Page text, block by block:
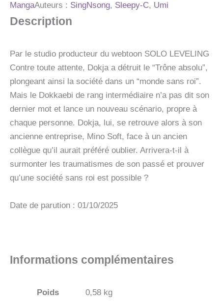
MangaAuteurs : SingNsong, Sleepy-C, Umi
Description
Par le studio producteur du webtoon SOLO LEVELING
Contre toute attente, Dokja a détruit le “Trône absolu”,
plongeant ainsi la société dans un “monde sans roi”.
Mais le Dokkaebi de rang intermédiaire n’a pas dit son
dernier mot et lance un nouveau scénario, propre à
chaque personne. Dokja, lui, se retrouve alors à son
ancienne entreprise, Mino Soft, face à un ancien
collègue qu’il aurait préféré oublier. Arrivera-t-il à
surmonter les traumatismes de son passé et prouver
qu’une société sans roi est possible ?
Date de parution : 01/10/2025
Informations complémentaires
Poids 0,58 kg